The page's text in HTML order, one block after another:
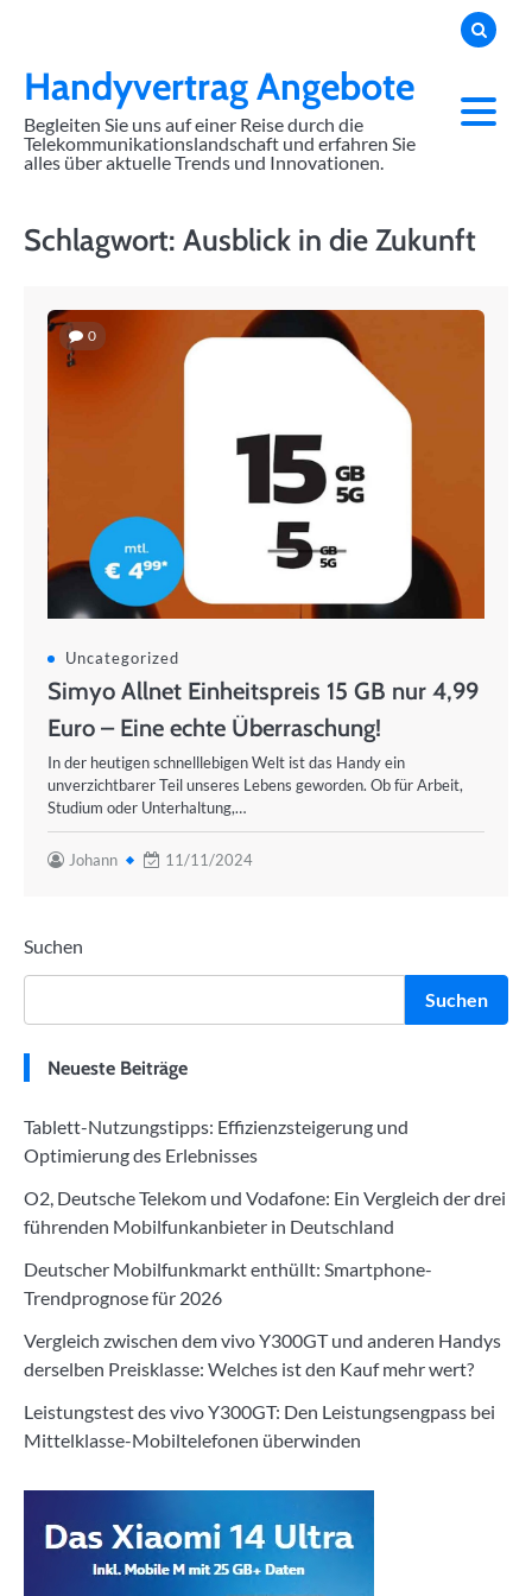
contentHandyvertrag Angebote
Begleiten Sie uns auf einer Reise durch die
Telekommunikationslandschaft und erfahren Sie
alles über aktuelle Trends und Innovationen.
Schlagwort: Ausblick in die Zukunft
0
Uncategorized
Simyo Allnet Einheitspreis 15 GB nur 4,99
Euro – Eine echte Überraschung!
In der heutigen schnelllebigen Welt ist das Handy ein
unverzichtbarer Teil unseres Lebens geworden. Ob für Arbeit,
Studium oder Unterhaltung,…
Johann 11/11/2024
Suchen
Suchen
Neueste Beiträge
Tablett-Nutzungstipps: Effizienzsteigerung und
Optimierung des Erlebnisses
O2, Deutsche Telekom und Vodafone: Ein Vergleich der drei
führenden Mobilfunkanbieter in Deutschland
Deutscher Mobilfunkmarkt enthüllt: Smartphone-
Trendprognose für 2026
Vergleich zwischen dem vivo Y300GT und anderen Handys
derselben Preisklasse: Welches ist den Kauf mehr wert?
Leistungstest des vivo Y300GT: Den Leistungsengpass bei
Mittelklasse-Mobiltelefonen überwinden